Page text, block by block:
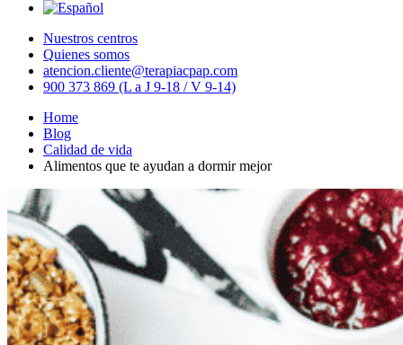
Nuestros centros
Quienes somos
atencion.cliente@terapiacpap.com
900 373 869 (L a J 9-18 / V 9-14)
Home
Blog
Calidad de vida
Alimentos que te ayudan a dormir mejor